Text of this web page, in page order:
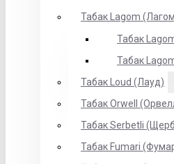
Табак Lagom
Табак
Табак
Табак Loud (Лауд)
Табак Orwell
Табак Serbetli
Табак Fumari